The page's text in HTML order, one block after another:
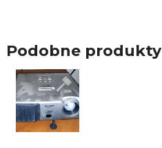
Podobne produkty